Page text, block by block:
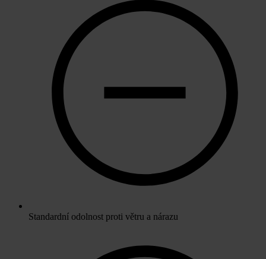
Standardní odolnost proti větru a nárazu